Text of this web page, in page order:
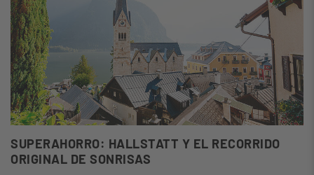
SUPERAHORRO: HALLSTATT Y EL RECORRIDO
ORIGINAL DE SONRISAS